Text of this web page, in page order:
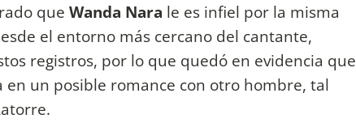
que Wanda Nara le es infiel por la misma
el entorno más cercano del cantante,
registros, por lo que quedó en evidencia que
en un posible romance con otro hombre, tal